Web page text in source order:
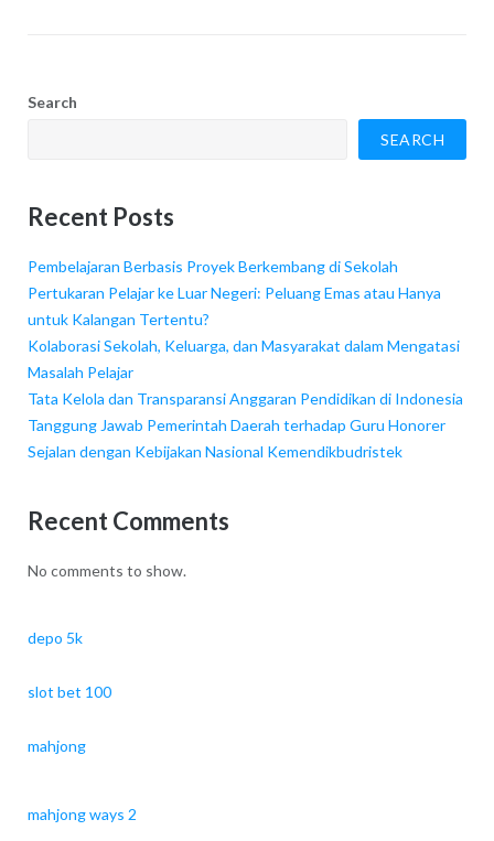
Search
SEARCH
Recent Posts
Pembelajaran Berbasis Proyek Berkembang di Sekolah
Pertukaran Pelajar ke Luar Negeri: Peluang Emas atau Hanya
untuk Kalangan Tertentu?
Kolaborasi Sekolah, Keluarga, dan Masyarakat dalam Mengatasi
Masalah Pelajar
Tata Kelola dan Transparansi Anggaran Pendidikan di Indonesia
Tanggung Jawab Pemerintah Daerah terhadap Guru Honorer
Sejalan dengan Kebijakan Nasional Kemendikbudristek
Recent Comments
No comments to show.
depo 5k
slot bet 100
mahjong
mahjong ways 2